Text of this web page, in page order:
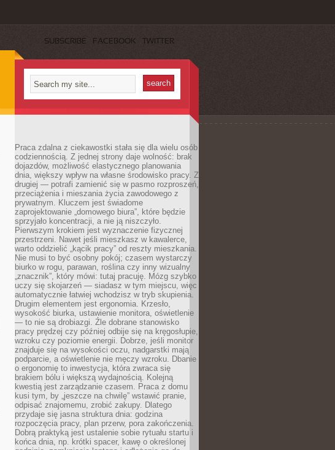
SUBSCRIBE FACEBOOK TWITTER
Praca zdalna z ciekawostki stała się dla wielu osób
codziennością. Z jednej strony daje wolność: brak
dojazdów, możliwość elastycznego planowania
dnia, większy wpływ na własne środowisko pracy. Z
drugiej — potrafi zamienić się w pasmo rozproszeń,
przeciążenia i mieszania życia zawodowego z
prywatnym. Kluczem jest świadome
zaprojektowanie „domowego biura”, które będzie
sprzyjało koncentracji, a nie ją niszczyło.
Pierwszym krokiem jest wyznaczenie fizycznej
przestrzeni. Nawet jeśli mieszkasz w kawalerce,
warto oddzielić „kącik pracy” od reszty mieszkania.
Nie musi to być osobny pokój; czasem wystarczy
biurko w rogu, parawan, roślina czy inny wizualny
„znacznik”, który mówi: tutaj pracuję. Mózg szybko
uczy się skojarzeń — siadasz w tym miejscu, więc
automatycznie łatwiej wchodzisz w tryb skupienia.
Drugim elementem jest ergonomia. Krzesło,
wysokość biurka, ustawienie monitora, oświetlenie
— to nie są drobiazgi. Źle dobrane stanowisko
pracy prędzej czy później odbije się na kręgosłupie,
wzroku czy poziomie energii. Dobrze, jeśli monitor
znajduje się na wysokości oczu, nadgarstki mają
podparcie, a oświetlenie nie męczy wzroku. Dbanie
o ergonomię to inwestycja, która zwraca się
brakiem bólu i większą wydajnością. Kolejną
kwestią jest zarządzanie czasem. Praca z domu
kusi tym, by „jeszcze na chwilę” wstawić pranie,
odpisać znajomemu, zrobić zakupy. Dlatego
przydaje się jasna struktura dnia: godzina
rozpoczęcia pracy, plan przerw, pora zakończenia.
Dobrą praktyką jest ustalenie sobie rytuału startu i
końca dnia, np. krótki spacer, kawę o określonej